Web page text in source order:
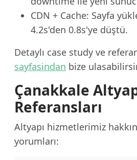
CDN + Cache: Sayfa
4.2s'den 0.8s'ye düştü.
Detaylı case study ve
sayfasindan bize
Çanakkale
Referansları
Altyapı hizmetlerimiz
yorumları: